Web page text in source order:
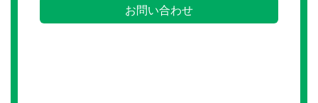
お問い合わせ